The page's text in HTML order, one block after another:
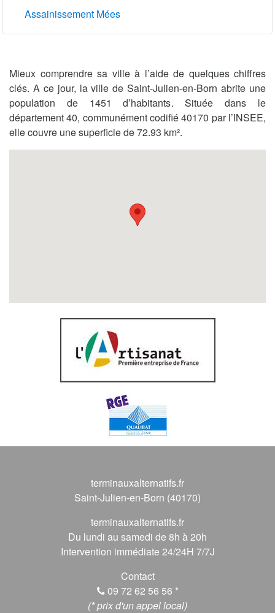
Assainissement Mées
Mieux comprendre sa ville à l’aide de quelques chiffres
clés. A ce jour, la ville de Saint-Julien-en-Born abrite une
population de 1451 d’habitants. Située dans le
département 40, communément codifié 40170 par l’INSEE,
elle couvre une superficie de 72.93 km².
terminauxalternatifs.fr
Saint-Julien-en-Born (40170)
terminauxalternatifs.fr
Du lundi au samedi de 8h à 20h
Intervention immédiate 24/24H 7/7J
Contact
09 72 62 56 56 *
(* prix d'un appel local)